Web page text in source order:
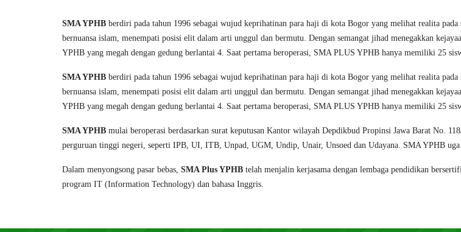
SMA YPHB berdiri pada tahun 1996 sebagai wujud keprihatinan para haji di kota Bogor yang melihat realita
bernuansa islam, menempati posisi elit dalam arti unggul dan bermutu. Dengan semangat jihad menegakkan
YPHB yang megah dengan gedung berlantai 4. Saat pertama beroperasi, SMA PLUS YPHB hanya memiliki 25
SMA YPHB berdiri pada tahun 1996 sebagai wujud keprihatinan para haji di kota Bogor yang melihat realita
bernuansa islam, menempati posisi elit dalam arti unggul dan bermutu. Dengan semangat jihad menegakkan
YPHB yang megah dengan gedung berlantai 4. Saat pertama beroperasi, SMA PLUS YPHB hanya memiliki 25
SMA YPHB mulai beroperasi berdasarkan surat keputusan Kantor wilayah Depdikbud Propinsi Jawa Barat No.
perguruan tinggi negeri, seperti IPB, UI, ITB, Unpad, UGM, Undip, Unair, Unsoed dan Udayana. SMA YPHB
Dalam menyongsong pasar bebas, SMA Plus YPHB telah menjalin kerjasama dengan lembaga pendidikan
program IT (Information Technology) dan bahasa Inggris.